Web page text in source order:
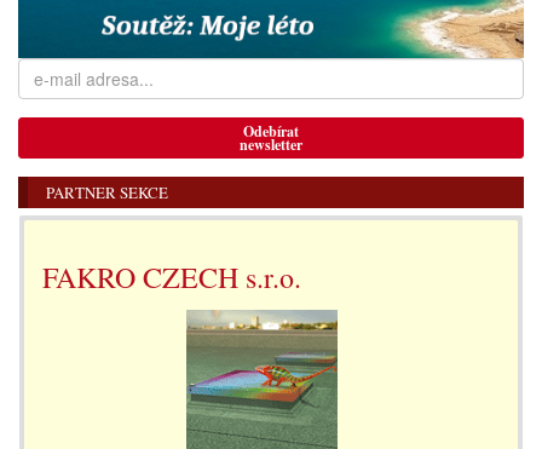
Odebírat
newsletter
PARTNER SEKCE
FAKRO CZECH s.r.o.